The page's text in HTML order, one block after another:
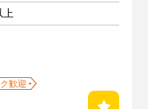
上
歓迎